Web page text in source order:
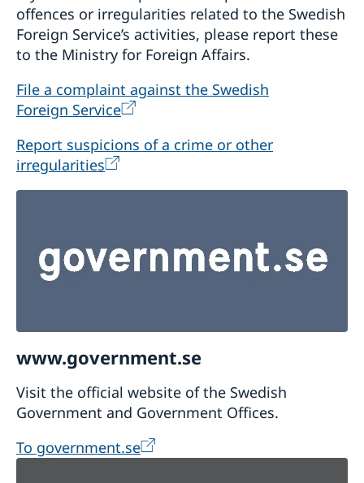
offences or irregularities related to the Swedish
Foreign Service’s activities, please report these
to the Ministry for Foreign Affairs.
File a complaint against the Swedish
Foreign Service
Report suspicions of a crime or other
irregularities
www.government.se
Visit the official website of the Swedish
Government and Government Offices.
To government.se